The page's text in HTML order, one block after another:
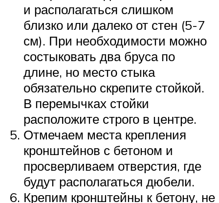
и располагаться слишком
близко или далеко от стен (5-7
см). При необходимости можно
состыковать два бруса по
длине, но место стыка
обязательно скрепите стойкой.
В перемычках стойки
расположите строго в центре.
Отмечаем места крепления
кронштейнов с бетоном и
просверливаем отверстия, где
будут располагаться дюбели.
Крепим кронштейны к бетону, не